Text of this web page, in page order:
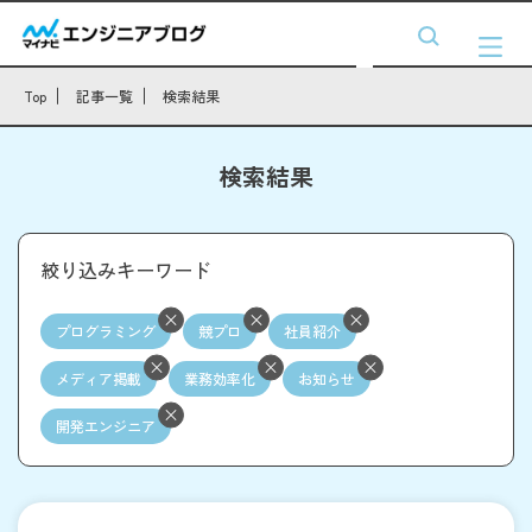
Top 記事一覧 検索結果
検索結果
絞り込みキーワード
プログラミング 競プロ 社員紹介
メディア掲載 業務効率化 お知らせ
開発エンジニア